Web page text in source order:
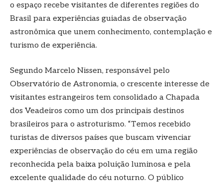
o espaço recebe visitantes de diferentes regiões do
Brasil para experiências guiadas de observação
astronômica que unem conhecimento, contemplação e
turismo de experiência.
Segundo Marcelo Nissen, responsável pelo
Observatório de Astronomia, o crescente interesse de
visitantes estrangeiros tem consolidado a Chapada
dos Veadeiros como um dos principais destinos
brasileiros para o astroturismo. “Temos recebido
turistas de diversos países que buscam vivenciar
experiências de observação do céu em uma região
reconhecida pela baixa poluição luminosa e pela
excelente qualidade do céu noturno. O público